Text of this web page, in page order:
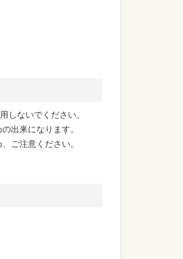
しないでください。
出来になります。
ご注意ください。